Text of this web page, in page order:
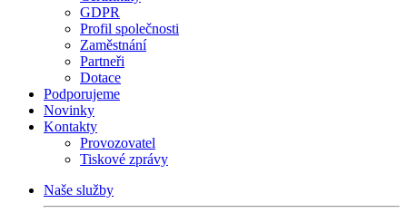
GDPR
Profil společnosti
Zaměstnání
Partneři
Dotace
Podporujeme
Novinky
Kontakty
Provozovatel
Tiskové zprávy
Naše služby